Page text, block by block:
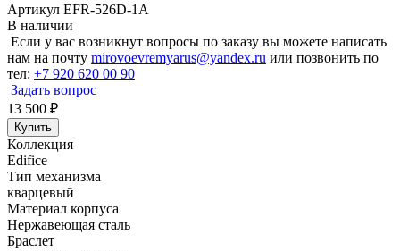
Артикул EFR-526D-1A
В наличии
Если у вас возникнут вопросы по заказу вы можете написать
нам на почту mirovoevremyarus@yandex.ru или позвонить по
тел: +7 920 620 00 90
Задать вопрос
13 500 ₽
Купить
Коллекция
Edifice
Тип механизма
кварцевый
Материал корпуса
Нержавеющая сталь
Браслет